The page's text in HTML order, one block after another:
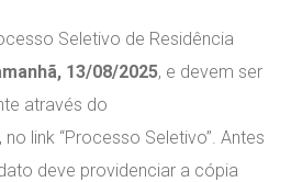
Seletivo de Residência
13/08/2025, e devem ser
através do
, no link “Processo Seletivo”. Antes
deve providenciar a cópia